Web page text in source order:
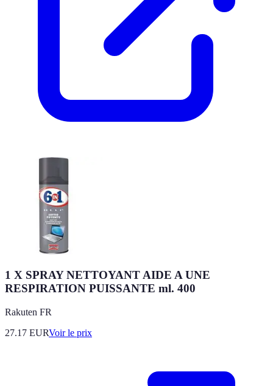
1 X SPRAY NETTOYANT AIDE A UNE
RESPIRATION PUISSANTE ml. 400
Rakuten FR
27.17 EURVoir le prix